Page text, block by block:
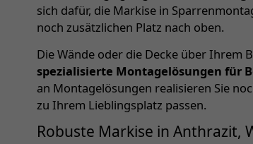
sich dafür, die Markise in
noch zusätzlichen Platz nach oben.
Die Wände oder die Decke über Ihrem
spezialisierte Montagelösungen für
an Montagelösungen realisieren Sie
zu Ihrem Lieblingsplatz passen.
Robuste Markise in Anthrazit,